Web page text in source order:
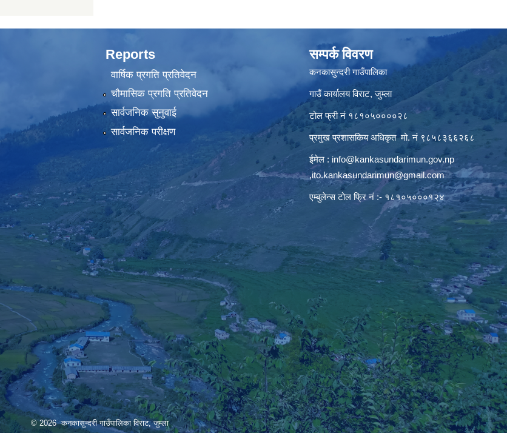
Reports
वार्षिक प्रगति प्रतिवेदन
चौमासिक प्रगति प्रतिवेदन
सार्वजनिक सुनुवाई
सार्वजनिक परीक्षण
सम्पर्क विवरण
कनकासुन्दरी गाउँपालिका
गाउँ कार्यालय विराट, जुम्ला
टोल फ्री नं १८१०५००००२८
प्रमुख प्रशासकिय अधिकृत मो. नं ९८५८३६६२६८
ईमेल : info@kankasundarimun.gov.np
,ito.kankasundarimun@gmail.com
एम्बुलेन्स टोल फ्रि नं :- १८१०५०००१२४
© 2026 कनकासुन्दरी गाउँपालिका विराट, जुम्ला